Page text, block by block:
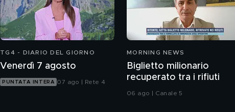
TG4 - DIARIO DEL GIORNO
Venerdì 7 agosto
PUNTATA INTERA 07 ago | Rete 4
MORNING NEWS
Biglietto milionario
recuperato tra i rifiuti
06 ago | Canale 5